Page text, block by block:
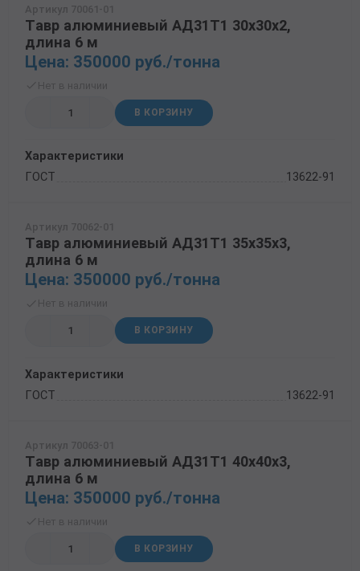
Артикул 70061-01
Тавр алюминиевый АД31Т1 30х30х2,
длина 6 м
Цена: 350000 руб./тонна
Нет в наличии
В КОРЗИНУ
Характеристики
ГОСТ
13622-91
Артикул 70062-01
Тавр алюминиевый АД31Т1 35х35х3,
длина 6 м
Цена: 350000 руб./тонна
Нет в наличии
В КОРЗИНУ
Характеристики
ГОСТ
13622-91
Артикул 70063-01
Тавр алюминиевый АД31Т1 40х40х3,
длина 6 м
Цена: 350000 руб./тонна
Нет в наличии
В КОРЗИНУ
Трубы в ВУС изоляции